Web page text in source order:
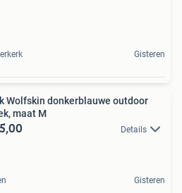
Gisteren
Wolfskin donkerblauwe outdoor
maat M
Details
Gisteren